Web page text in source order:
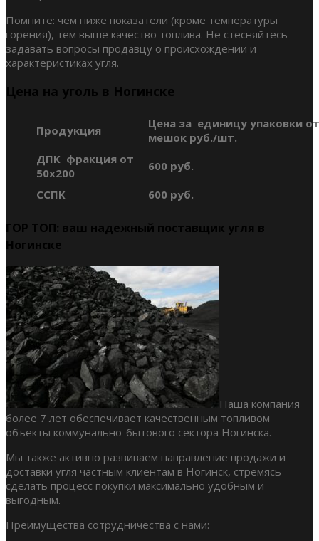
Помните: чем ниже показатели (кроме температуры
горения), тем выше качество топлива. Не стесняйтесь
задавать вопросы продавцу о происхождении и
характеристиках угля.
Цена на уголь в Ногинске
Продукция
Цена за единицу упаковки
мешок руб./шт.
ДПК фракция от
50х200
600 руб.
ССПК
600 руб.
ГОР ТОП: ваш надежный поставщик угля в
Ногинске
Наша компания
более 7 лет обеспечивает качественным топливом
объекты коммунально-бытового сектора Ногинска.
Мы также активно развиваем направление продажи и
доставки угля частным клиентам в Ногинск, стремясь
сделать процесс покупки максимально удобным и
выгодным.
Преимущества сотрудничества с нами: